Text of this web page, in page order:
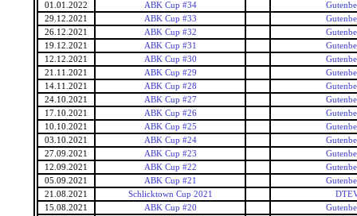
01.01.2022
ABK Cup #34
29.12.2021
ABK Cup #33
26.12.2021
ABK Cup #32
19.12.2021
ABK Cup #31
12.12.2021
ABK Cup #30
21.11.2021
ABK Cup #29
14.11.2021
ABK Cup #28
24.10.2021
ABK Cup #27
17.10.2021
ABK Cup #26
10.10.2021
ABK Cup #25
03.10.2021
ABK Cup #24
27.09.2021
ABK Cup #23
12.09.2021
ABK Cup #22
05.09.2021
ABK Cup #21
21.08.2021
Schlicktown Cup 2021
15.08.2021
ABK Cup #20